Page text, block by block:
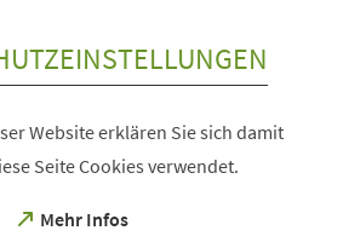
Website erklären Sie sich damit
Seite Cookies verwendet.
Mehr Infos
(Öffnet